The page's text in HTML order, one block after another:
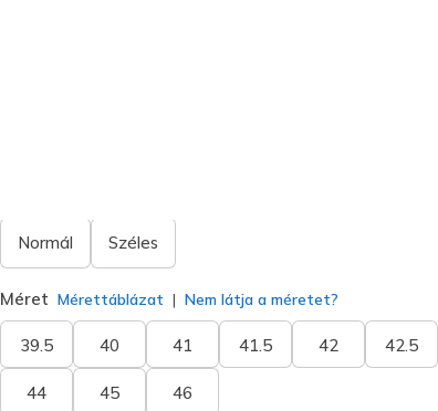
Normál Széles
Méret Mérettáblázat Nem látja a méretet?
39.5 40 41 41.5 42 42.5
44 45 46